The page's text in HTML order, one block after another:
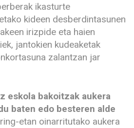
ikasturte
kideen desberdintasunen
irizpide eta haien
jantokien kudeaketak
zalantzan jar
eskola bakoitzak aukera
baten edo besteren alde
etan oinarritutako aukera